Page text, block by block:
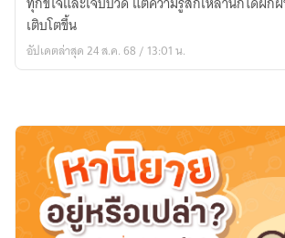
เติบโตขึ้น
อัปเดตล่าสุด 24 ส.ค. 68 / 13:01 น.